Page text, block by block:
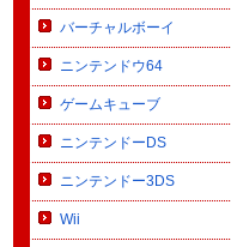
バーチャルボーイ
ニンテンドウ64
ゲームキューブ
ニンテンドーDS
ニンテンドー3DS
Wii